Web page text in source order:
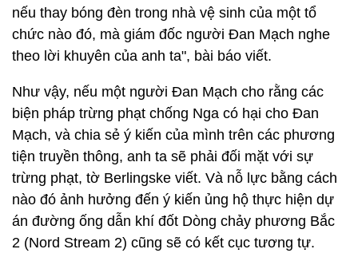
nếu thay bóng đèn trong nhà vệ sinh của một tổ
chức nào đó, mà giám đốc người Đan Mạch nghe
theo lời khuyên của anh ta", bài báo viết.
Như vậy, nếu một người Đan Mạch cho rằng các
biện pháp trừng phạt chống Nga có hại cho Đan
Mạch, và chia sẻ ý kiến của mình trên các phương
tiện truyền thông, anh ta sẽ phải đối mặt với sự
trừng phạt, tờ Berlingske viết. Và nỗ lực bằng cách
nào đó ảnh hưởng đến ý kiến ủng hộ thực hiện dự
án đường ống dẫn khí đốt Dòng chảy phương Bắc
2 (Nord Stream 2) cũng sẽ có kết cục tương tự.